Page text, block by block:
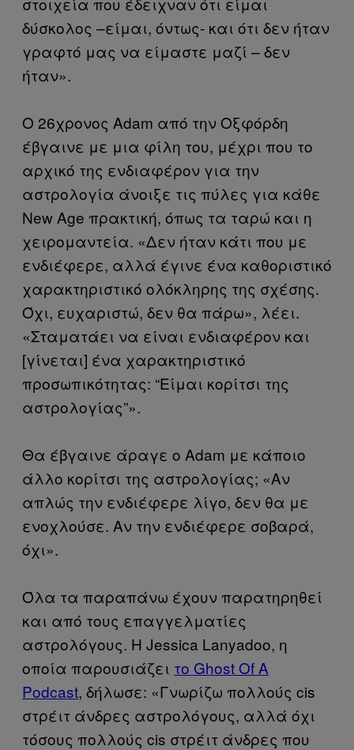
δύσκολος –είμαι, όντως- και ότι δεν ήταν
γραφτό μας να είμαστε μαζί – δεν
ήταν».
Ο 26χρονος Adam από την Οξφόρδη
έβγαινε με μια φίλη του, μέχρι που το
αρχικό της ενδιαφέρον για την
αστρολογία άνοιξε τις πύλες για κάθε
New Age πρακτική, όπως τα ταρώ και η
χειρομαντεία. «Δεν ήταν κάτι που με
ενδιέφερε, αλλά έγινε ένα καθοριστικό
χαρακτηριστικό ολόκληρης της σχέσης.
Όχι, ευχαριστώ, δεν θα πάρω», λέει.
«Σταματάει να είναι ενδιαφέρον και
[γίνεται] ένα χαρακτηριστικό
προσωπικότητας: “Είμαι κορίτσι της
αστρολογίας”».
Θα έβγαινε άραγε ο Adam με κάποιο
άλλο κορίτσι της αστρολογίας; «Αν
απλώς την ενδιέφερε λίγο, δεν θα με
ενοχλούσε. Αν την ενδιέφερε σοβαρά,
όχι».
Όλα τα παραπάνω έχουν παρατηρηθεί
και από τους επαγγελματίες
αστρολόγους. Η Jessica Lanyadoo, η
οποία παρουσιάζει το Ghost Of A
Podcast, δήλωσε: «Γνωρίζω πολλούς cis
στρέιτ άνδρες αστρολόγους, αλλά όχι
τόσους πολλούς cis στρέιτ άνδρες που